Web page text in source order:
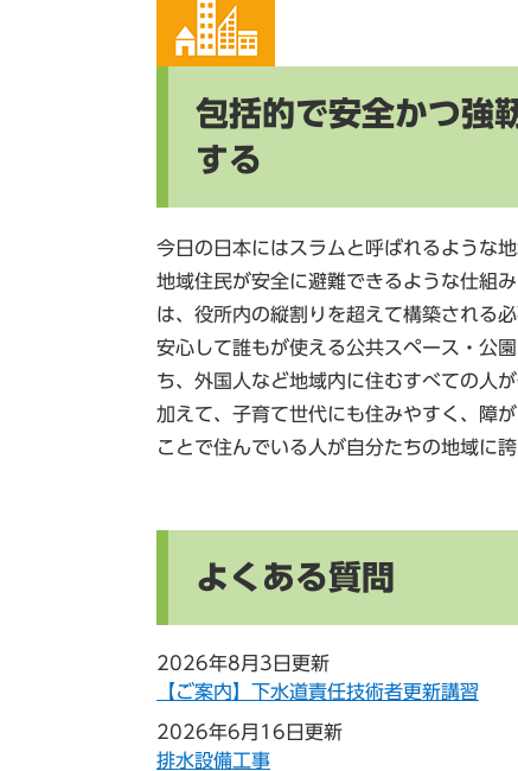
包括的で安全かつ強
する
今日の日本にはスラムと呼ばれるような
地域住民が安全に避難できるような仕組
は、役所内の縦割りを超えて構築される必
安心して誰もが使える公共スペース・公
ち、外国人など地域内に住むすべての人
加えて、子育て世代にも住みやすく、障
ことで住んでいる人が自分たちの地域に
よくある質問
2026年8月3日更新
【ご案内】下水道責任技術者更新講習
2026年6月16日更新
排水設備工事